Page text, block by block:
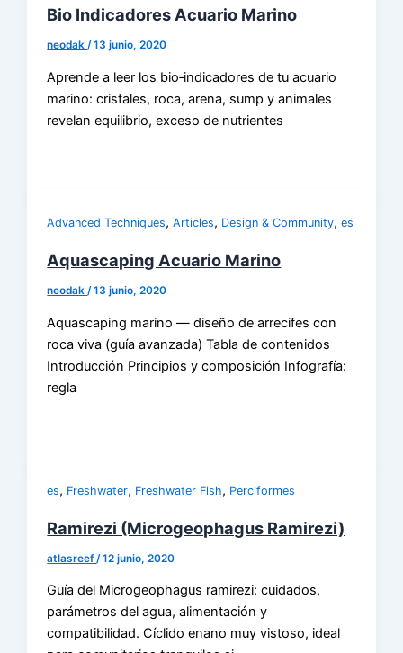
Bio Indicadores Acuario Marino
neodak/13 junio, 2020
Aprende a leer los bio‑indicadores de tu acuario
marino: cristales, roca, arena, sump y animales
revelan equilibrio, exceso de nutrientes
Advanced Techniques,Articles, Design & Community,es
Aquascaping Acuario Marino
neodak/13 junio, 2020
Aquascaping marino — diseño de arrecifes con
roca viva (guía avanzada) Tabla de contenidos
Introducción Principios y composición Infografía:
regla
es, Freshwater, Freshwater Fish, Perciformes
Ramirezi (Microgeophagus Ramirezi)
atlasreef /12 junio, 2020
Guía del Microgeophagus ramirezi: cuidados,
parámetros del agua, alimentación y
compatibilidad. Cíclido enano muy vistoso, ideal